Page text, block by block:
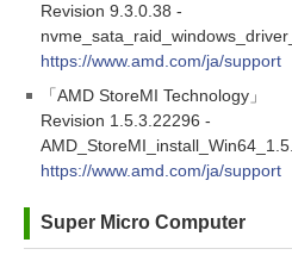
Revision 9.3.0.38 -
https://www.amd.com/ja/support
「AMD StoreMI Technology」
Revision 1.5.3.22296 -
https://www.amd.com/ja/support
Super Micro Computer